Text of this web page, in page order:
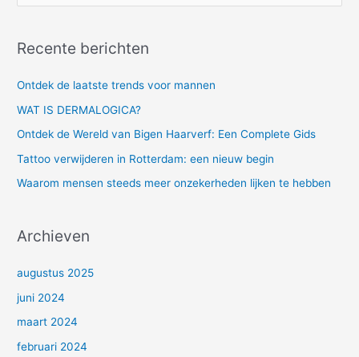
k
a
a
r
Recente berichten
Ontdek de laatste trends voor mannen
WAT IS DERMALOGICA?
Ontdek de Wereld van Bigen Haarverf: Een Complete Gids
Tattoo verwijderen in Rotterdam: een nieuw begin
Waarom mensen steeds meer onzekerheden lijken te hebben
Archieven
augustus 2025
juni 2024
maart 2024
februari 2024